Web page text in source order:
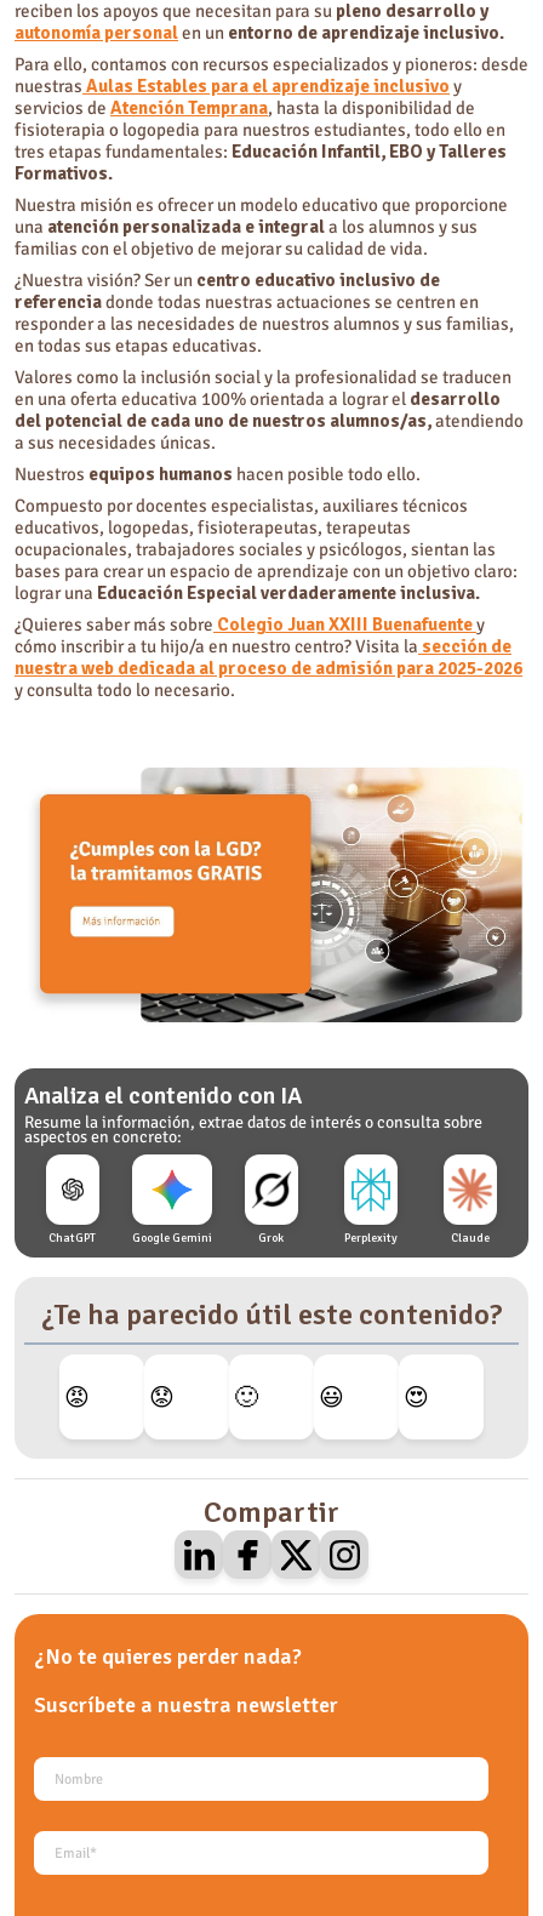
reciben los apoyos que necesitan para su pleno desarrollo y
autonomía personalen un entorno de aprendizaje inclusivo.
Para ello, contamos con recursos especializados y pioneros: desde
nuestras Aulas Estables para el aprendizaje inclusivo y
servicios de Atención Temprana, hasta la disponibilidad de
fisioterapia o logopedia para nuestros estudiantes, todo ello en
tres etapas fundamentales: Educación Infantil, EBO y Talleres
Formativos.
Nuestra misión es ofrecer un modelo educativo que proporcione
una atención personalizada e integrala los alumnos y sus
familias con el objetivo de mejorar su calidad de vida.
¿Nuestra visión? Ser un centro educativo inclusivo de
referenciadonde todas nuestras actuaciones se centren en
responder a las necesidades de nuestros alumnos y sus familias,
en todas sus etapas educativas.
Valores como la inclusión social y la profesionalidad se traducen
en una oferta educativa 100% orientada a lograr el desarrollo
del potencial de cada uno de nuestros alumnos/as,atendiendo
a sus necesidades únicas.
Nuestros equipos humanos hacen posible todo ello.
Compuesto por docentes especialistas, auxiliares técnicos
educativos, logopedas, fisioterapeutas, terapeutas
ocupacionales, trabajadores sociales y psicólogos, sientan las
bases para crear un espacio de aprendizaje con un objetivo claro:
lograr una Educación Especial verdaderamente inclusiva.
¿Quieres saber más sobre Colegio Juan XXIII Buenafuentey
cómo inscribir a tu hijo/a en nuestro centro? Visita la sección de
nuestra web dedicada al proceso de admisión para 2025-2026
y consulta todo lo necesario.
Analiza el contenido con IA
Resume la información, extrae datos de interés o consulta sobre
aspectos en concreto:
ChatGPT Google Gemini Grok Perplexity Claude
¿Te ha parecido útil este contenido?
😡 😟 🙂 😃 😍
Compartir
¿No te quieres perder nada?
Suscríbete a nuestra newsletter